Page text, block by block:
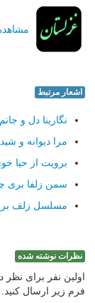
اشعار مرتبط
نگارینا دل و
مرا دیوانه و
برویت از حیا
سمن زلفا بری
مسلسل زلف بر
نظرات نوشته شده
اولین نفر برای
فرم زیر ارسال کنید.